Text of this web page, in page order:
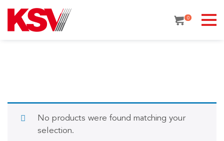
content
0
No products were found matching your
selection.